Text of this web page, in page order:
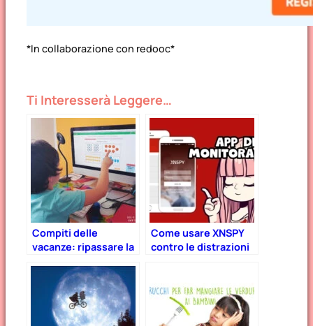
*In collaborazione con redooc*
Ti Interesserà Leggere…
Compiti delle
vacanze: ripassare la
divertente con
Redooc
Come usare XNSPY
contro le distrazioni
bambini.